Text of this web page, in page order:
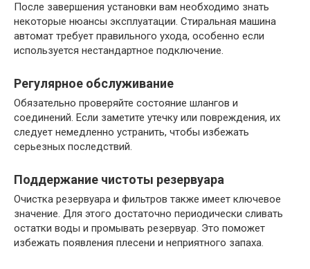
После завершения установки вам необходимо знать
некоторые нюансы эксплуатации. Стиральная машина
автомат требует правильного ухода, особенно если
используется нестандартное подключение.
Регулярное обслуживание
Обязательно проверяйте состояние шлангов и
соединений. Если заметите утечку или повреждения, их
следует немедленно устранить, чтобы избежать
серьезных последствий.
Поддержание чистоты резервуара
Очистка резервуара и фильтров также имеет ключевое
значение. Для этого достаточно периодически сливать
остатки воды и промывать резервуар. Это поможет
избежать появления плесени и неприятного запаха.